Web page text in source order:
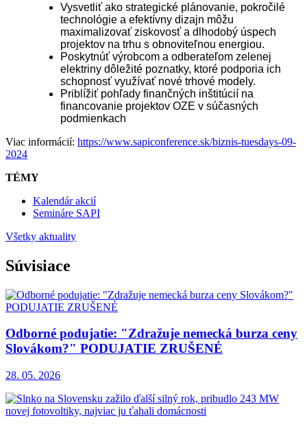
Vysvetliť ako strategické plánovanie, pokročilé
technológie a efektívny dizajn môžu
maximalizovať ziskovosť a dlhodobý úspech
projektov na trhu s obnoviteľnou energiou.
Poskytnúť výrobcom a odberateľom zelenej
elektriny dôležité poznatky, ktoré podporia ich
schopnosť využívať nové trhové modely.
Priblížiť pohľady finančných inštitúcií na
financovanie projektov OZE v súčasných
podmienkach
Viac informácií: https://www.sapiconference.sk/biznis-tuesdays-09-
2024
TÉMY
Kalendár akcií
Semináre SAPI
Všetky aktuality
Súvisiace
Odborné podujatie: "Zdražuje nemecká burza ceny
Slovákom?" PODUJATIE ZRUŠENÉ
28. 05. 2026